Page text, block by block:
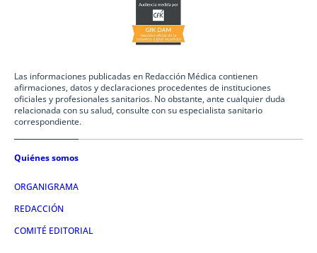
Las informaciones publicadas en Redacción Médica contienen
afirmaciones, datos y declaraciones procedentes de instituciones
oficiales y profesionales sanitarios. No obstante, ante cualquier duda
relacionada con su salud, consulte con su especialista sanitario
correspondiente.
Quiénes somos
ORGANIGRAMA
REDACCIÓN
COMITÉ EDITORIAL